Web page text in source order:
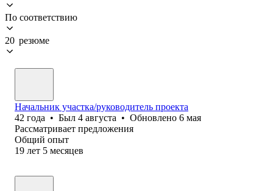
По соответствию
20 резюме
Начальник участка/руководитель проекта
42 года • Был 4 августа • Обновлено 6 мая
Рассматривает предложения
Общий опыт
19 лет 5 месяцев